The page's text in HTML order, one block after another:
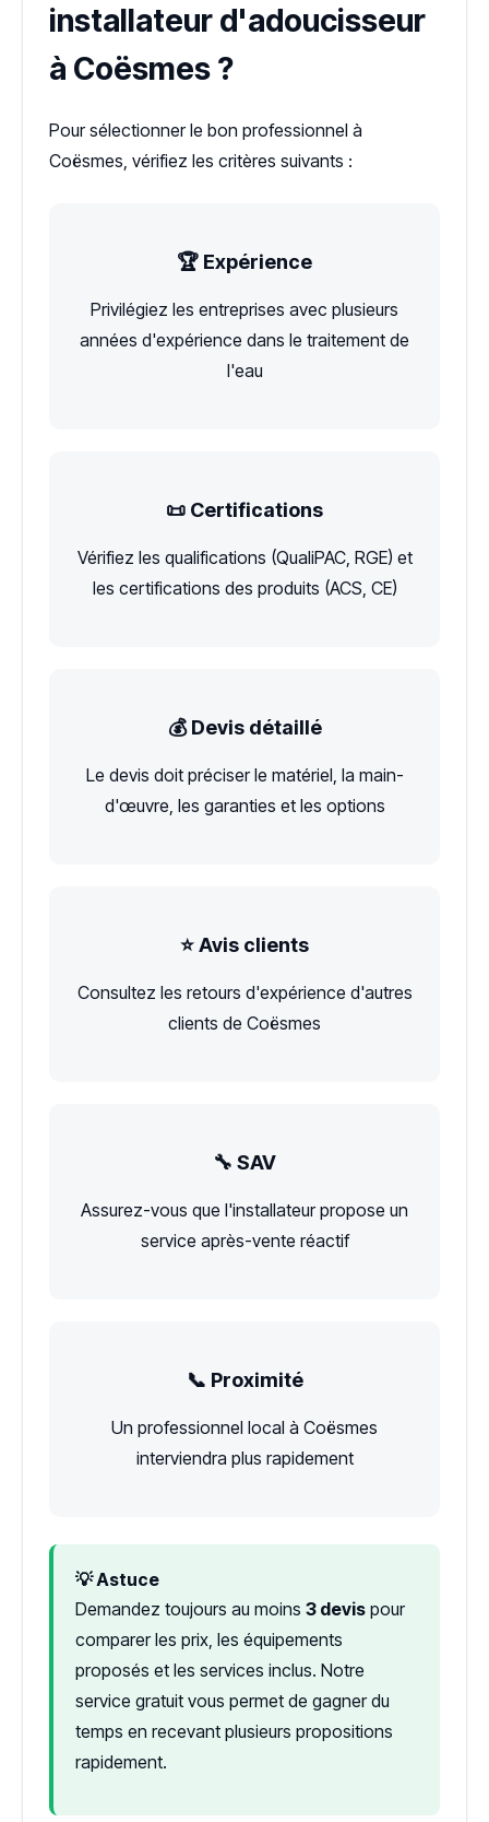
installateur d'adoucisseur
à Coësmes ?
Pour sélectionner le bon professionnel à
Coësmes, vérifiez les critères suivants :
🏆 Expérience
Privilégiez les entreprises avec plusieurs
années d'expérience dans le traitement de
l'eau
📜 Certifications
Vérifiez les qualifications (QualiPAC, RGE) et
les certifications des produits (ACS, CE)
💰 Devis détaillé
Le devis doit préciser le matériel, la main-
d'œuvre, les garanties et les options
⭐ Avis clients
Consultez les retours d'expérience d'autres
clients de Coësmes
🔧 SAV
Assurez-vous que l'installateur propose un
service après-vente réactif
📞 Proximité
Un professionnel local à Coësmes
interviendra plus rapidement
💡 Astuce
Demandez toujours au moins 3 devis pour
comparer les prix, les équipements
proposés et les services inclus. Notre
service gratuit vous permet de gagner du
temps en recevant plusieurs propositions
rapidement.